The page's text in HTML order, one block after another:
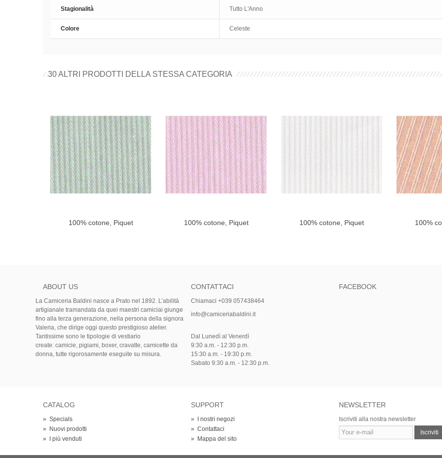
Stagionalità Tutto L'Anno
Colore Celeste
30 ALTRI PRODOTTI DELLA STESSA CATEGORIA
100% cotone, Piquet 100% cotone, Piquet 100% cotone, Piquet 100%
ABOUT US
La Camiceria Baldini nasce a Prato nel 1892. L’abilità
artigianale tramandata da quei maestri camiciai giunge
fino alla terza generazione, nella persona della signora
Valeria, che dirige oggi questo prestigioso atelier.
Tantissime sono le tipologie di vestiario
create: camicie, pigiami, boxer, cravatte, camicette da
donna, tutte rigorosamente eseguite su misura.
CONTATTACI
Chiamaci +039 057438464
info@camiceriabaldini.it
Dal Lunedì al Venerdì
9:30 a.m. - 12:30 p.m.
15:30 a.m. - 19:30 p.m.
Sabato 9:30 a.m. - 12:30 p.m.
FACEBOOK
CATALOG
» Specials
»
Nuovi prodotti
»
I più venduti
SUPPORT
»
I nostri negozi
» Contattaci
»
Mappa del sito
NEWSLETTER
Iscriviti alla nostra newsletter
Iscriviti